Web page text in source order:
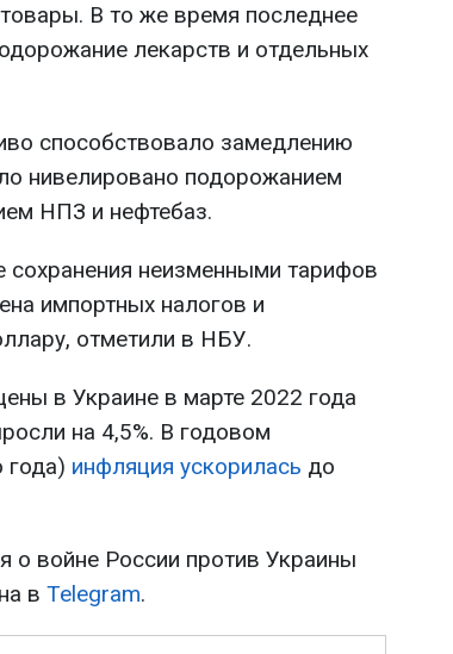
В то же время последнее
лекарств и отдельных
способствовало замедлению
нивелировано подорожанием
НПЗ и нефтебаз.
неизменными тарифов
импортных налогов и
отметили в НБУ.
в Украине в марте 2022 года
на 4,5%. В годовом
года) инфляция ускорилась до
войне России против Украины
в Telegram.